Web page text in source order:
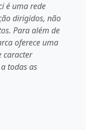
é uma rede
dirigidos, não
Para além de
oferece uma
caracter
todas as